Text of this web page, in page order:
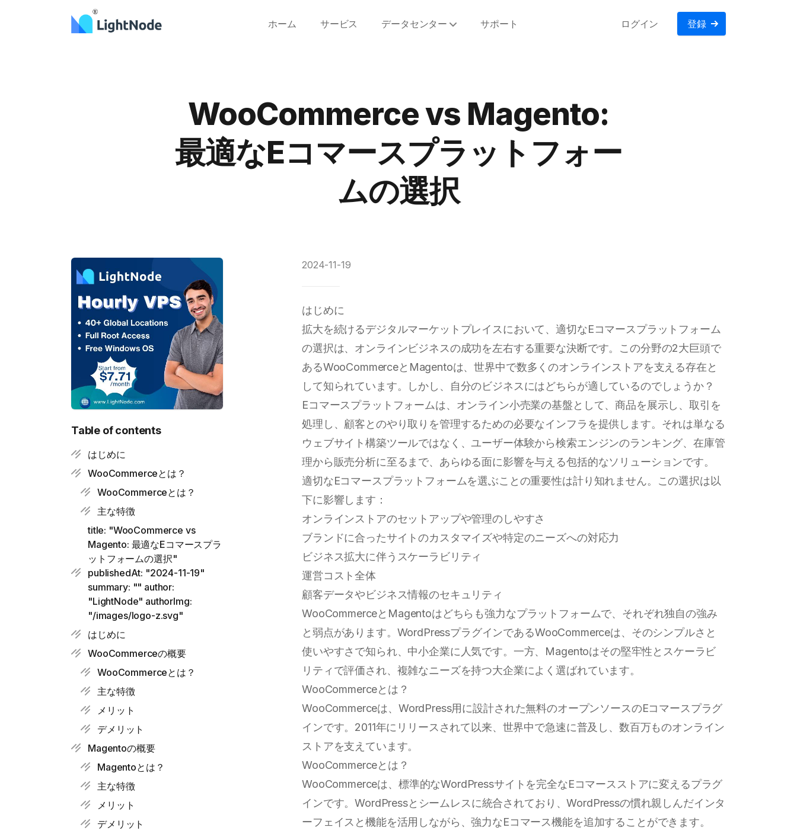
ホーム サービス データセンター サポート ログイン 登録
WooCommerce vs Magento:
最適なEコマースプラットフォー
ムの選択
Table of contents
はじめに
WooCommerceとは？
WooCommerceとは？
主な特徴
title: "WooCommerce vs
Magento: 最適なEコマースプラ
ットフォームの選択"
publishedAt: "2024-11-19"
summary: "" author:
"LightNode" authorImg:
"/images/logo-z.svg"
はじめに
WooCommerceの概要
WooCommerceとは？
主な特徴
メリット
デメリット
Magentoの概要
Magentoとは？
主な特徴
メリット
デメリット
2024-11-19
はじめに
拡大を続けるデジタルマーケットプレイスにおいて、適切なEコマースプラットフォーム
の選択は、オンラインビジネスの成功を左右する重要な決断です。この分野の2大巨頭で
あるWooCommerceとMagentoは、世界中で数多くのオンラインストアを支える存在と
して知られています。しかし、自分のビジネスにはどちらが適しているのでしょうか？
Eコマースプラットフォームは、オンライン小売業の基盤として、商品を展示し、取引を
処理し、顧客とのやり取りを管理するための必要なインフラを提供します。それは単なる
ウェブサイト構築ツールではなく、ユーザー体験から検索エンジンのランキング、在庫管
理から販売分析に至るまで、あらゆる面に影響を与える包括的なソリューションです。
適切なEコマースプラットフォームを選ぶことの重要性は計り知れません。この選択は以
下に影響します：
オンラインストアのセットアップや管理のしやすさ
ブランドに合ったサイトのカスタマイズや特定のニーズへの対応力
ビジネス拡大に伴うスケーラビリティ
運営コスト全体
顧客データやビジネス情報のセキュリティ
WooCommerceとMagentoはどちらも強力なプラットフォームで、それぞれ独自の強み
と弱点があります。WordPressプラグインであるWooCommerceは、そのシンプルさと
使いやすさで知られ、中小企業に人気です。一方、Magentoはその堅牢性とスケーラビ
リティで評価され、複雑なニーズを持つ大企業によく選ばれています。
WooCommerceとは？
WooCommerceは、WordPress用に設計された無料のオープンソースのEコマースプラグ
インです。2011年にリリースされて以来、世界中で急速に普及し、数百万ものオンライン
ストアを支えています。
WooCommerceとは？
WooCommerceは、標準的なWordPressサイトを完全なEコマースストアに変えるプラグ
インです。WordPressとシームレスに統合されており、WordPressの慣れ親しんだインタ
ーフェイスと機能を活用しながら、強力なEコマース機能を追加することができます。